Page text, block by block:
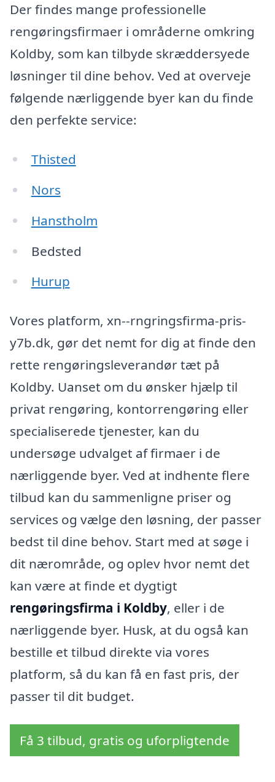
Der findes mange professionelle
rengøringsfirmaer i områderne omkring
Koldby, som kan tilbyde skræddersyede
løsninger til dine behov. Ved at overveje
følgende nærliggende byer kan du finde
den perfekte service:
Thisted
Nors
Hanstholm
Bedsted
Hurup
Vores platform, xn--rngringsfirma-pris-
y7b.dk, gør det nemt for dig at finde den
rette rengøringsleverandør tæt på
Koldby. Uanset om du ønsker hjælp til
privat rengøring, kontorrengøring eller
specialiserede tjenester, kan du
undersøge udvalget af firmaer i de
nærliggende byer. Ved at indhente flere
tilbud kan du sammenligne priser og
services og vælge den løsning, der passer
bedst til dine behov. Start med at søge i
dit nærområde, og oplev hvor nemt det
kan være at finde et dygtigt
rengøringsfirma i Koldby, eller i de
nærliggende byer. Husk, at du også kan
bestille et tilbud direkte via vores
platform, så du kan få en fast pris, der
passer til dit budget.
Få 3 tilbud, gratis og uforpligtende